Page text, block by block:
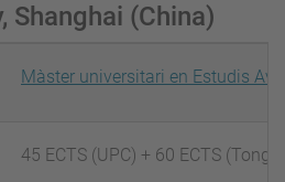
Shanghai (China)
Màster universitari en Estudis
45 ECTS (UPC) + 60 ECTS